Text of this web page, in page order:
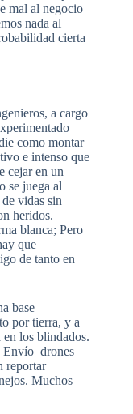
mal al negocio
nada al
cierta
a cargo
como montar
e intenso que
cejar en un
se juega al
vidas sin
heridos.
blanca; Pero
que
de tanto en
base
por tierra, y a
los blindados.
Envío drones
reportar
Muchos